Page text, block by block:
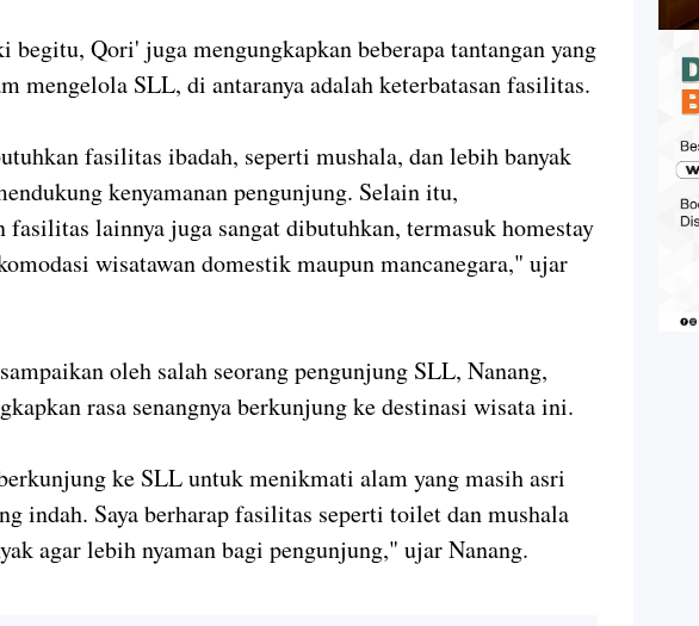
begitu, Qori' juga mengungkapkan beberapa tantangan yang
mengelola SLL, di antaranya adalah keterbatasan fasilitas.
fasilitas ibadah, seperti mushala, dan lebih banyak
kenyamanan pengunjung. Selain itu,
fasilitas lainnya juga sangat dibutuhkan, termasuk homestay
wisatawan domestik maupun mancanegara," ujar
oleh salah seorang pengunjung SLL, Nanang,
rasa senangnya berkunjung ke destinasi wisata ini.
ke SLL untuk menikmati alam yang masih asri
indah. Saya berharap fasilitas seperti toilet dan mushala
agar lebih nyaman bagi pengunjung," ujar Nanang.